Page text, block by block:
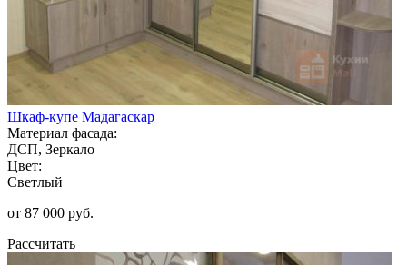
Шкаф-купе Мадагаскар
Материал фасада:
ДСП, Зеркало
Цвет:
Светлый
от 87 000 руб.
Рассчитать